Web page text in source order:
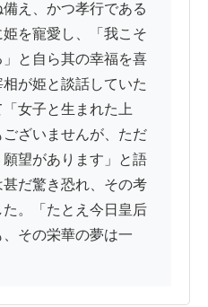
え、かつ孝行である
を寵愛し、「我こそ
と自ら其の幸福を喜
が姫と談話していた
女子と生まれた上
ざいませんが、ただ
望があります」と語
だ驚き恐れ、その考
。「たとえ今日皇后
その栄華の夢は一